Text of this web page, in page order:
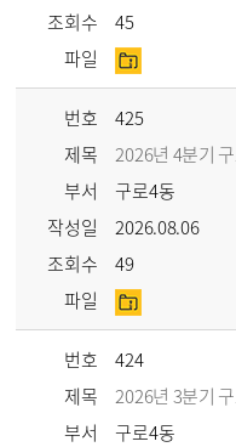
조회수
45
파일
번호
425
제목
2026년 4분기
부서
구로4동
작성일
2026.08.06
조회수
49
파일
번호
424
제목
2026년 3분기
부서
구로4동